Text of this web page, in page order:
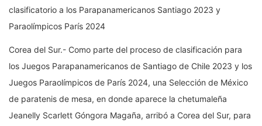
clasificatorio a los Parapanamericanos Santiago 2023 y
Paraolímpicos París 2024
Corea del Sur.- Como parte del proceso de clasificación para
los Juegos Parapanamericanos de Santiago de Chile 2023 y los
Juegos Paraolímpicos de París 2024, una Selección de México
de paratenis de mesa, en donde aparece la chetumaleña
Jeanelly Scarlett Góngora Magaña, arribó a Corea del Sur, para